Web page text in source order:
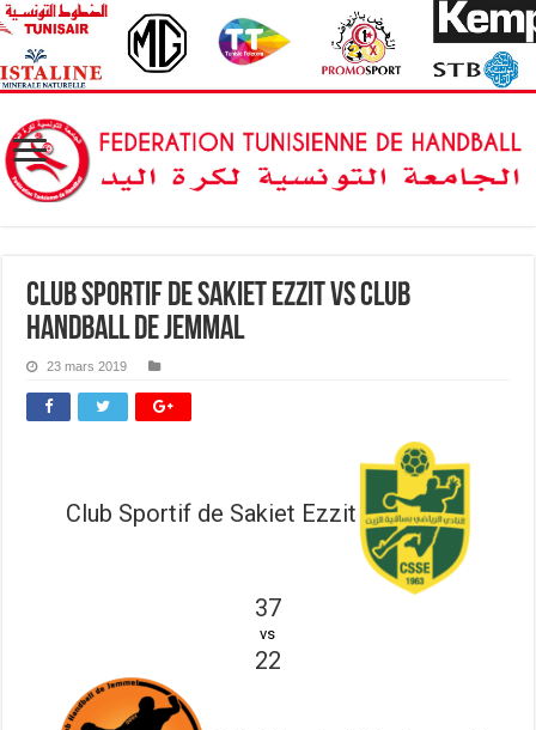
Club Sportif de Sakiet Ezzit vs Club
Handball de Jemmal
23 mars 2019
Club Sportif de Sakiet Ezzit
37
vs
22